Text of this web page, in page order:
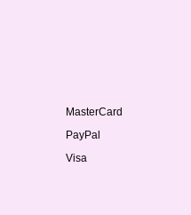
MasterCard
PayPal
Visa